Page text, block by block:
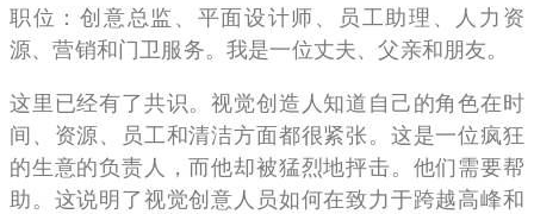
职位：创意总监、平面设计师、员工助理、人力资
源、营销和门卫服务。我是一位丈夫、父亲和朋友。
这里已经有了共识。视觉创造人知道自己的角色在时
间、资源、员工和清洁方面都很紧张。这是一位疯狂
的生意的负责人，而他却被猛烈地抨击。他们需要帮
助。这说明了视觉创意人员如何在致力于跨越高峰和